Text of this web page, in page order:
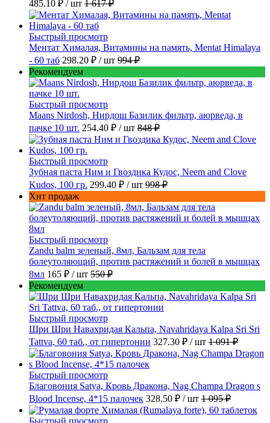
485.10 ₽ / шт 1 617 ₽
Быстрый просмотр
Ментат Хималая, Витамины на память, Mentat Himalaya
- 60 таб 298.20 ₽ / шт 994 ₽
Рекомендуем
Быстрый просмотр
Maans Nirdosh, Нирдош Базилик фильтр, аюрведа, в
пачке 10 шт. 254.40 ₽ / шт 848 ₽
Быстрый просмотр
Зубная паста Ним и Гвоздика Кудос, Neem and Clove
Kudos, 100 гр. 299.40 ₽ / шт 998 ₽
Хит продаж
Быстрый просмотр
Zandu balm зеленый, 8мл, Бальзам для тела
болеутоляющий, против растяжений и болей в мышцах
8мл 165 ₽ / шт 550 ₽
Рекомендуем
Быстрый просмотр
Шри Шри Навахридая Кальпа, Navahridaya Kalpa Sri Sri
Tattva, 60 таб., от гипертонии 327.30 ₽ / шт 1 091 ₽
Быстрый просмотр
Благовония Satya, Кровь Дракона, Nag Champa Dragon s
Blood Incense, 4*15 палочек 328.50 ₽ / шт 1 095 ₽